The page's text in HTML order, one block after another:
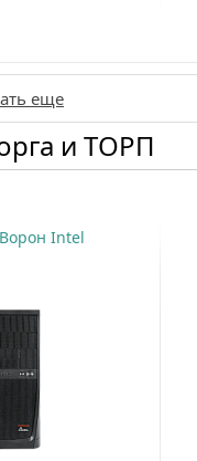
еще
и ТОРП
Intel